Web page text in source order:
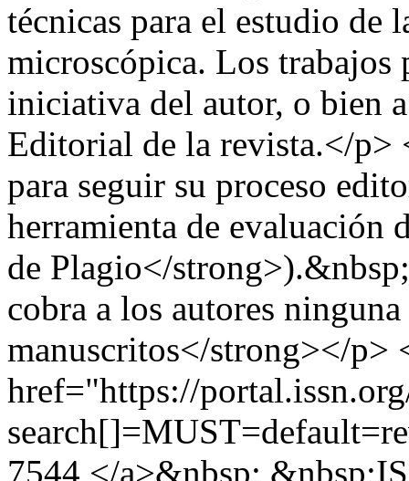
técnicas para el estudio
microscópica. Los trabajos
iniciativa del autor, o bien
Editorial de la revista.</p>
para seguir su proceso
herramienta de
de Plagio</
cobra a los autores
manuscritos</strong></p>
href="https://
7544 </a>&nbsp;